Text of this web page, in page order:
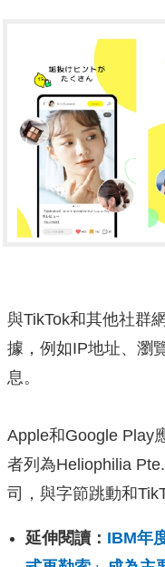
與TikTok和其他社群
據，例如IP地址、瀏
息。
Apple和Google Play
者列為Heliophilia
司，與字節跳動和
延伸閱讀： IBM年